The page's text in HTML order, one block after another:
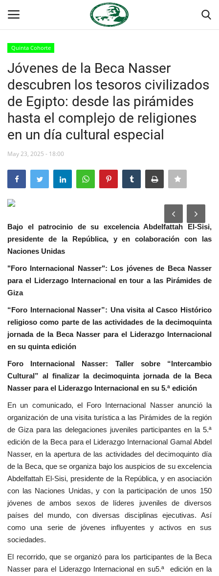
Inicio
Foro Internacional Nasser
Contacto
Nuestro Equipo
Movimiento Juvenil Nasser
Nasser Fellowship para Leadership
Internacional
Nuestras Referencias
Ciudadano Global
Líderes
Oportunidades
vídeos
Los colaboradores
Los patrocinios
Galería
English Swahili español
Quinta Cohorte
Jóvenes de la Beca Nasser
descubren los tesoros civilizados
de Egipto: desde las pirámides
hasta el complejo de religiones
en un día cultural especial
May 23, 2025 - 18:00
Bajo el patrocinio de su excelencia Abdelfattah El-Sisi,
presidente de la República, y en colaboración con las
Naciones Unidas
"Foro Internacional Nasser": Los jóvenes de Beca Nasser
para el Liderzago Internacional en tour a las Pirámides de
Giza
“Foro Internacional Nasser”: Una visita al Casco Histórico
religioso como parte de las actividades de la decimoquinta
jornada de la Beca Nasser para el Liderazgo Internacional
en su quinta edición
Foro Internacional Nasser: Taller sobre “Intercambio
Cultural” al finalizar la decimoquinta jornada de la Beca
Nasser para el Liderazgo Internacional en su 5.ª edición
En un comunicado, el Foro Internacional Nasser anunció la
organización de una visita turística a las Pirámides de la región
de Giza para las delegaciones juveniles participantes en la 5.ª
edición de la Beca para el Liderazgo Internacional Gamal Abdel
Nasser, en la apertura de las actividades del decimoquinto día
de la Beca, que se organiza bajo los auspicios de su excelencia
Abdelfattah El-Sisi, presidente de la República, y en asociación
con las Naciones Unidas, y con la participación de unos 150
jóvenes de ambos sexos de líderes juveniles de diversos
países del mundo, con diversas disciplinas ejecutivas. Así
como una serie de jóvenes influyentes y activos en sus
sociedades.
El recorrido, que se organizó para los participantes de la Beca
Nasser para el Liderazgo Internacional en su5.ª edición en la